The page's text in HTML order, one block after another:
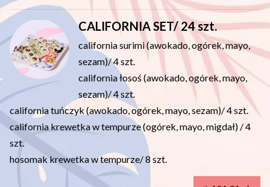
CALIFORNIA SET/ 24 szt.
california surimi (awokado, ogórek, mayo,
sezam)/ 4 szt.
california łosoś (awokado, ogórek, mayo,
sezam)/ 4 szt.
california tuńczyk (awokado, ogórek, mayo, sezam)/ 4 szt.
california krewetka w tempurze (ogórek, mayo, migdał) / 4
szt.
hosomak krewetka w tempurze/ 8 szt.